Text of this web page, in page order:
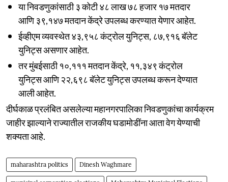
या निवडणुकांसाठी ३ कोटी ४८ लाख ७८ हजार १७ मतदार
आणि ३९,१४७ मतदान केंद्रे उपलब्ध करण्यात येणार आहेत.
ईव्हीएम व्यवस्थेत ४३,९५८ कंट्रोल युनिट्स, ८७,९१६ बॅलेट
युनिट्स असणार आहेत.
तर मुंबईसाठी १०,१११ मतदान केंद्रे, ११,३४९ कंट्रोल
युनिट्स आणि २२,६९८ बॅलेट युनिट्स उपलब्ध करून देण्यात
आली आहेत.
दीर्घकाळ प्रलंबित असलेल्या महानगरपालिका निवडणुकांचा कार्यक्रम
जाहीर झाल्याने राज्यातील राजकीय घडामोडींना आता वेग येण्याची
शक्यता आहे.
maharashtra politics Dinesh Waghmare